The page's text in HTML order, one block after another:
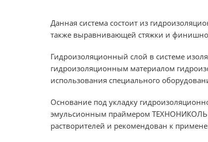
Данная система состоит из
также выравнивающей стяжки и
Гидроизоляционный слой в системе
гидроизоляционным материалом
использования специального
Основание под укладку
эмульсионным праймером ТЕХНОНИКОЛЬ
растворителей и рекомендован к